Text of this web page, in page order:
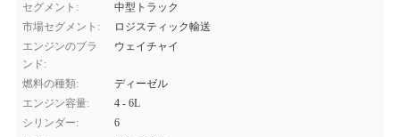
セグメント:
中型トラック
市場セグメント:
ロジスティック輸送
エンジンのブラ
ンド:
ウェイチャイ
燃料の種類:
ディーゼル
エンジン容量:
4 - 6L
シリンダー:
6